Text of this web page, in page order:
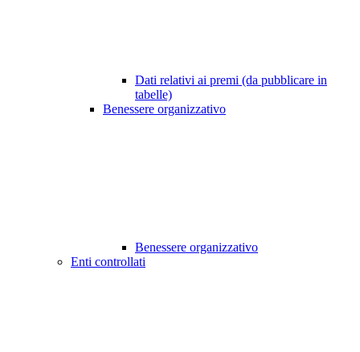
Dati relativi ai premi (da pubblicare in
tabelle)
Benessere organizzativo
Benessere organizzativo
Enti controllati